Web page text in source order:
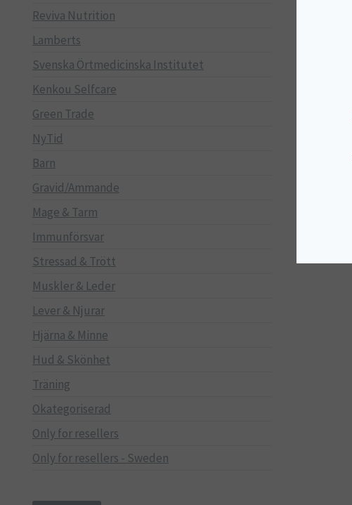
Reviva Nutrition
Lamberts
Svenska Örtmedicinska Institutet
Kenkou Selfcare
Green Trade
NyTid
Barn
Gravid/Ammande
Mage & Tarm
Immunförsvar
Stressad & Trött
Muskler & Leder
Lever & Njurar
Hjärna & Minne
Hud & Skönhet
Träning
Okategoriserad
Only for resellers
Only for resellers - Sweden